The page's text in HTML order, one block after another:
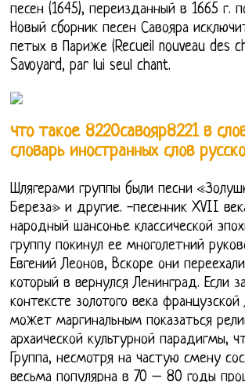
песен (1645), переизданный в 1665 г.
Новый сборник песен Савояра
петых в Париже (Recueil nouveau des
Savoyard, par lui seul chant.
что такое 8220савояр8221 в
словарь иностранных слов
Шлягерами группы были песни
Береза» и другие. -песенник XVII
народный шансонье классической
группу покинул ее многолетний
Евгений Леонов, Вскоре они
который в вернулся Ленинград. Если
контексте золотого века
может маргинальным показаться
архаической культурной парадигмы,
Группа, несмотря на частую смену
весьма популярна в 70 – 80 годы